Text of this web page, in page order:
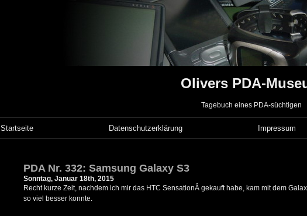
Olivers PDA-
Tagebuch eines PDA-süchtigen
Startseite Datenschutzerklärung Impressum
PDA Nr. 332: Samsung Galaxy S3
Sonntag, Januar 18th, 2015
Recht kurze Zeit, nachdem ich mir das HTC SensationÂ gekauft habe, kam mit dem
so viel besser konnte.